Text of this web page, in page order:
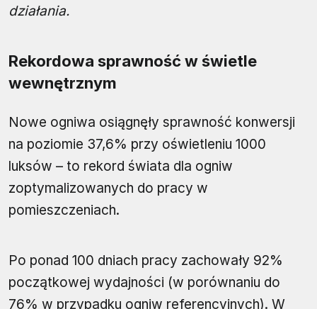
działania.
Rekordowa sprawność w świetle
wewnętrznym
Nowe ogniwa osiągnęły sprawność konwersji
na poziomie 37,6% przy oświetleniu 1000
luksów – to rekord świata dla ogniw
zoptymalizowanych do pracy w
pomieszczeniach.
Po ponad 100 dniach pracy zachowały 92%
początkowej wydajności (w porównaniu do
76% w przypadku ogniw referencyjnych). W